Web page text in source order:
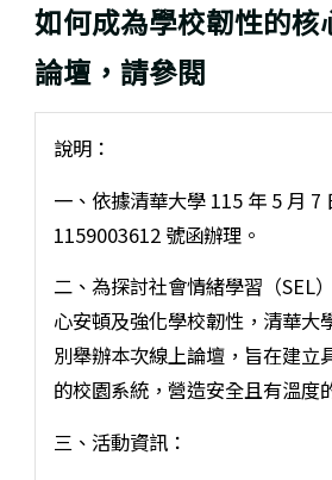
如何成為學校韌性的核
論壇，請參閱
說明：
一、依據清華大學 115 年 5 月 7
1159003612 號函辦理。
二、為探討社會情緒學習（SEL
心安頓及強化學校韌性，清華大
別舉辦本次線上論壇，旨在建立
的校園系統，營造安全且有溫度
三、活動資訊：